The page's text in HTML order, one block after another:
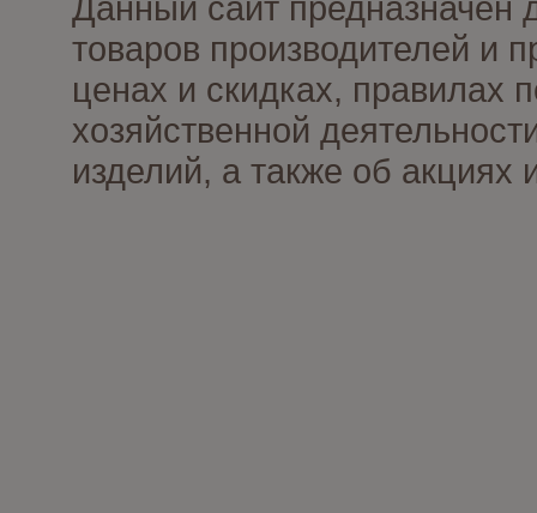
товаров производителей и
ценах и скидках, правилах
хозяйственной
изделий, а также об